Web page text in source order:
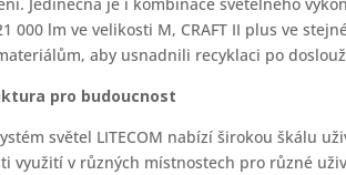
000 lm ve velikosti M, CRAFT II plus ve
aby usnadnili recyklaci po
pro budoucnost
světel LITECOM nabízí širokou škálu
využití v různých místnostech pro různé